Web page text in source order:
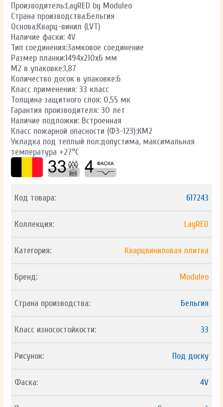
Производитель:LayRED by Moduleo
Страна производства:Бельгия
Основа:Кварц-винил (LVT)
Наличие фаски: 4V
Тип соединения:Замковое соединение
Размер планки:1494х210х6 мм
М2 в упаковке:1,87
Количество досок в упаковке:6
Класс применения: 33 класс
Толщина защитного слоя: 0,55 мк
Гарантия производителя: 30 лет
Наличие подложки: Встроенная
Класс пожарной опасности (ФЗ-123):КМ2
Укладка под теплый пол:допустима, максимальная
температура +27°C
Код товара: 617243
Коллекция: LayRED
Категория: Кварцвиниловая плитка
Бренд: Moduleo
Страна производства: Бельгия
Класс износостойкости: 33
Рисунок: Под доску
Фаска: 4V